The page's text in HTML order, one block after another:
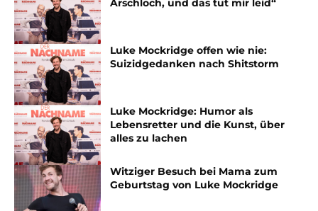
Arschloch, und das tut mir leid“
Luke Mockridge offen wie nie:
Suizidgedanken nach Shitstorm
Luke Mockridge: Humor als
Lebensretter und die Kunst, über
alles zu lachen
Witziger Besuch bei Mama zum
Geburtstag von Luke Mockridge